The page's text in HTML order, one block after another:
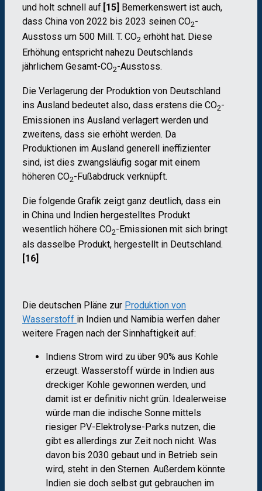
und holt schnell auf. [15]
Bemerkenswert ist auch,
dass China von 2022 bis 2023 seinen CO2-
Ausstoss um 500 Mill. T. CO2 erhöht hat. Diese
Erhöhung entspricht nahezu Deutschlands
jährlichem Gesamt-CO2-Ausstoss.
Die Verlagerung der Produktion von Deutschland
ins Ausland bedeutet also, dass erstens die CO2-
Emissionen ins Ausland verlagert werden und
zweitens, dass sie erhöht werden. Da
Produktionen im Ausland generell ineffizienter
sind, ist dies zwangsläufig sogar mit einem
höheren CO2-Fußabdruck verknüpft.
Die folgende Grafik zeigt ganz deutlich, dass ein
in China und Indien hergestelltes Produkt
wesentlich höhere CO2-Emissionen mit sich bringt
als dasselbe Produkt, hergestellt in Deutschland.
[16]
Die deutschen Pläne zur Produktion von
Wasserstoff in Indien und Namibia werfen daher
weitere Fragen nach der Sinnhaftigkeit auf:
Indiens Strom wird zu über 90% aus Kohle
erzeugt. Wasserstoff würde in Indien aus
dreckiger Kohle gewonnen werden, und
damit ist er definitiv nicht grün. Idealerweise
würde man die indische Sonne mittels
riesiger PV-Elektrolyse-Parks nutzen, die
gibt es allerdings zur Zeit noch nicht. Was
davon bis 2030 gebaut und in Betrieb sein
wird, steht in den Sternen. Außerdem könnte
Indien sie doch selbst gut gebrauchen im